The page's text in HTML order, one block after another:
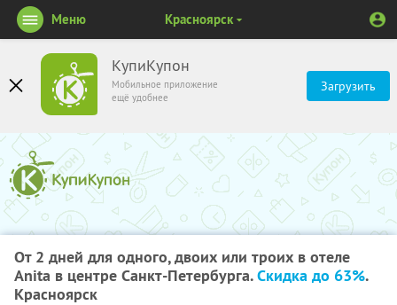
КупиКупон
Мобильное приложение
ещё удобнее
Загрузить
Меню Красноярск
От 2 дней для одного, двоих или троих в отеле
Anita в центре Санкт-Петербурга.Скидка до 63%.
Красноярск